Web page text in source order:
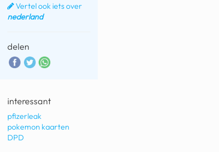
Vertel ook iets over
nederland
delen
interessant
pfizerleak
pokemon kaarten
DPD